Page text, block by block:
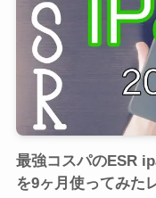
最強コスパのESR
を9ヶ月使ってみた